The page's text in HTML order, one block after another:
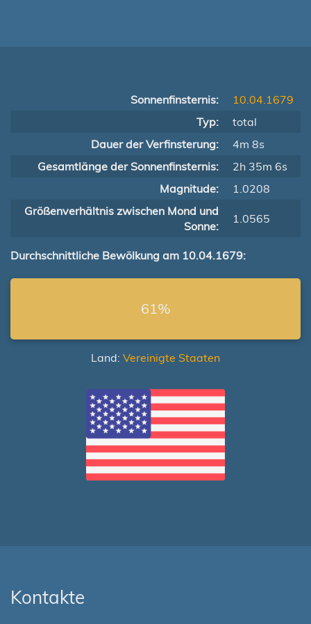
Sonnenfinsternis:
10.04.1679
Typ:
total
Dauer der Verfinsterung:
4m 8s
Gesamtlänge der Sonnenfinsternis:
2h 35m 6s
Magnitude:
1.0208
Größenverhältnis zwischen Mond und
Sonne:
1.0565
Durchschnittliche Bewölkung am 10.04.1679:
61%
Land: Vereinigte Staaten
Kontakte